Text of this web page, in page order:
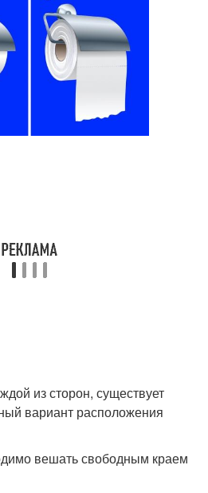
из сторон, существует
вариант расположения
вешать свободным краем